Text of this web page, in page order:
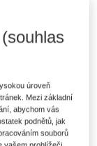
1 054 Kč
Ušetříte 554 Kč
úroveň
Mezi základní
abychom vás
podnětů, jak
souborů